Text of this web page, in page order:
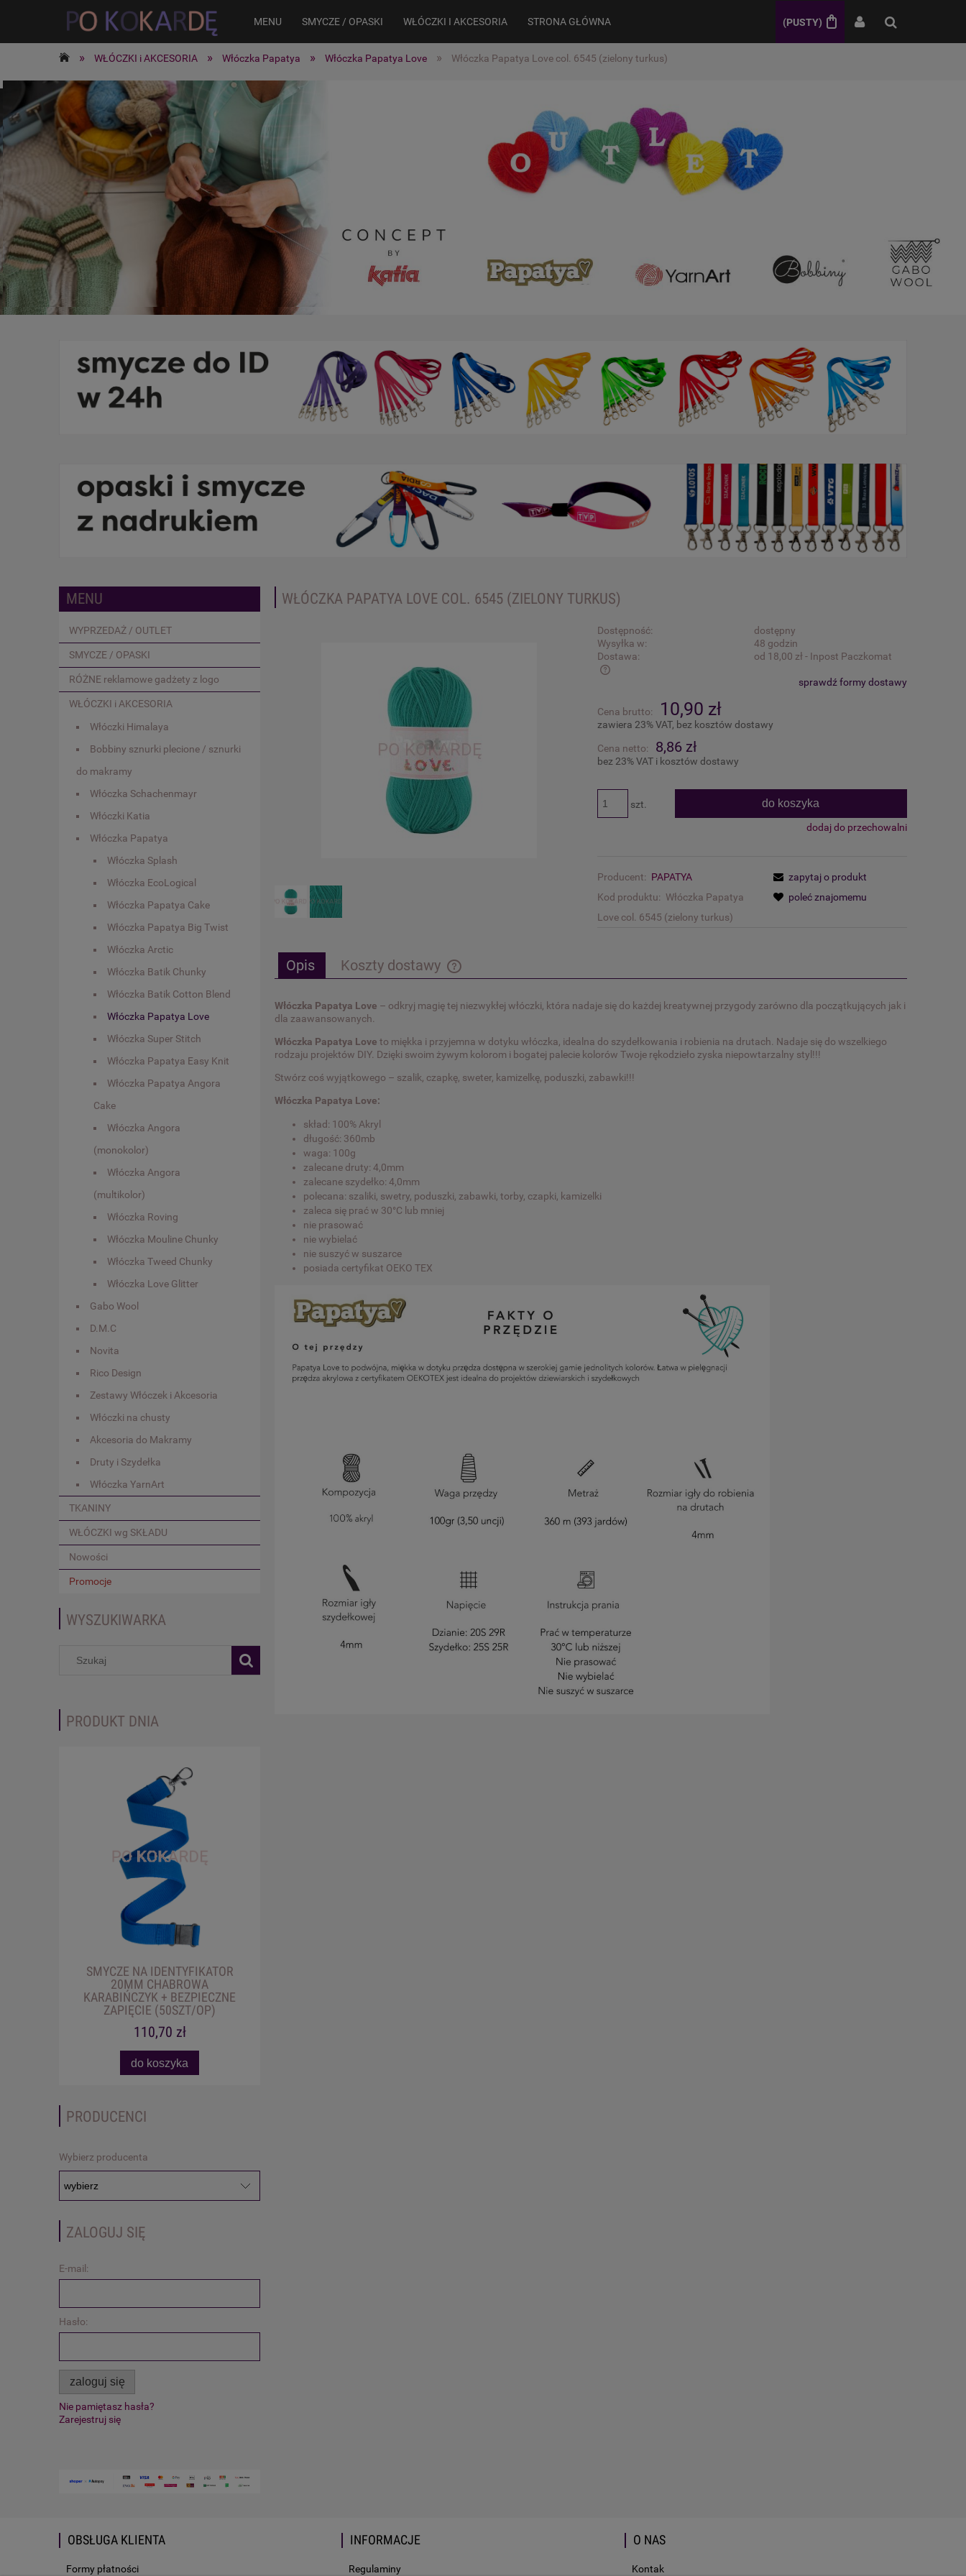
(PUSTY)
MENU SMYCZE / OPASKI WŁÓCZKI I AKCESORIA STRONA GŁÓWNA
» WŁÓCZKI i AKCESORIA » Włóczka Papatya » Włóczka Papatya Love » Włóczka Papatya Love col. 6545 (zielony turkus)
MENU
WYPRZEDAŻ / OUTLET
SMYCZE / OPASKI
RÓŻNE reklamowe gadżety z logo
WŁÓCZKI i AKCESORIA
Włóczki Himalaya
Bobbiny sznurki plecione / sznurki
do makramy
Włóczka Schachenmayr
Włóczki Katia
Włóczka Papatya
Włóczka Splash
Włóczka EcoLogical
Włóczka Papatya Cake
Włóczka Papatya Big Twist
Włóczka Arctic
Włóczka Batik Chunky
Włóczka Batik Cotton Blend
Włóczka Papatya Love
Włóczka Super Stitch
Włóczka Papatya Easy Knit
Włóczka Papatya Angora
Cake
Włóczka Angora
(monokolor)
Włóczka Angora
(multikolor)
Włóczka Roving
Włóczka Mouline Chunky
Włóczka Tweed Chunky
Włóczka Love Glitter
Gabo Wool
D.M.C
Novita
Rico Design
Zestawy Włóczek i Akcesoria
Włóczki na chusty
Akcesoria do Makramy
Druty i Szydełka
Włóczka YarnArt
TKANINY
WŁÓCZKI wg SKŁADU
Nowości
Promocje
WYSZUKIWARKA
PRODUKT DNIA
SMYCZE NA IDENTYFIKATOR
20MM CHABROWA
KARABIŃCZYK + BEZPIECZNE
ZAPIĘCIE (50SZT/OP)
110,70 zł
do koszyka
PRODUCENCI
Wybierz producenta
ZALOGUJ SIĘ
E-mail:
Hasło:
zaloguj się
Nie pamiętasz hasła?
Zarejestruj się
WŁÓCZKA PAPATYA LOVE COL. 6545 (ZIELONY TURKUS)
Dostępność:
dostępny
Wysyłka w:
48 godzin
Dostawa:
od 18,00 zł - Inpost Paczkomat
Cena nie zawiera ewentualnych kosztów
płatności
sprawdź formy dostawy
Cena brutto: 10,90 zł
zawiera 23% VAT, bez kosztów dostawy
Cena netto: 8,86 zł
bez 23% VAT i kosztów dostawy
szt. do koszyka
dodaj do przechowalni
Producent: PAPATYA
Kod produktu: Włóczka Papatya
Love col. 6545 (zielony turkus)
zapytaj o produkt
poleć znajomemu
Opis Koszty dostawy
Cena nie zawiera ewentualnych kosztów
Włóczka Papatya Love – odkryj magię tej niezwykłej włóczki, która nadaje się do każdej kreatywnej przygody zarówno dla początkujących jak i
dla zaawansowanych.
Włóczka Papatya Love to miękka i przyjemna w dotyku włóczka, idealna do szydełkowania i robienia na drutach. Nadaje się do wszelkiego
rodzaju projektów DIY. Dzięki swoim żywym kolorom i bogatej palecie kolorów Twoje rękodzieło zyska niepowtarzalny styl!!!
Stwórz coś wyjątkowego – szalik, czapkę, sweter, kamizelkę, poduszki, zabawki!!!
Włóczka Papatya Love:
skład: 100% Akryl
długość: 360mb
waga: 100g
zalecane druty: 4,0mm
zalecane szydełko: 4,0mm
polecana: szaliki, swetry, poduszki, zabawki, torby, czapki, kamizelki
zaleca się prać w 30°C lub mniej
nie prasować
nie wybielać
nie suszyć w suszarce
posiada certyfikat OEKO TEX
OBSŁUGA KLIENTA
Formy płatności
INFORMACJE
Regulaminy
O NAS
Kontak